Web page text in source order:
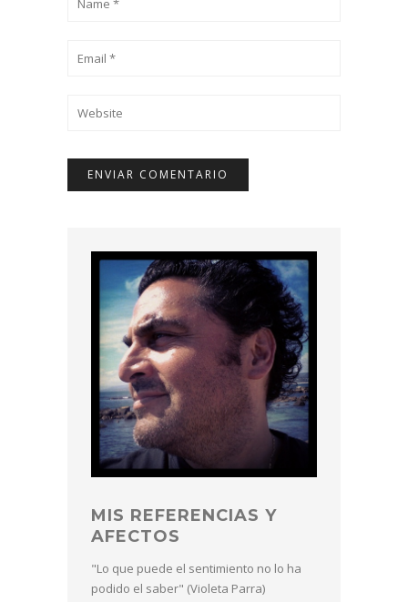
MIS REFERENCIAS Y
AFECTOS
"Lo que puede el sentimiento no lo ha
podido el saber" (Violeta Parra)